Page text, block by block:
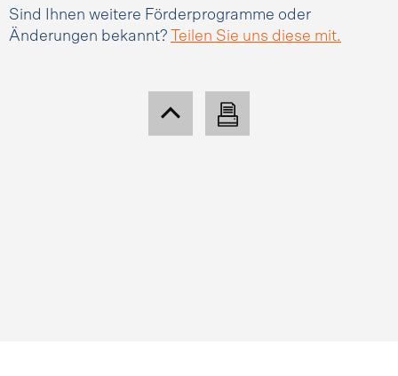
Sind Ihnen weitere Förderprogramme oder
Änderungen bekannt?
Teilen Sie uns diese mit.